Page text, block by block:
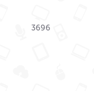
3696